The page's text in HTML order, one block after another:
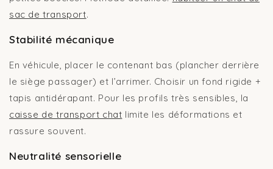
sac de transport.
Stabilité mécanique
En véhicule, placer le contenant bas (plancher derrière
le siège passager) et l’arrimer. Choisir un fond rigide +
tapis antidérapant. Pour les profils très sensibles, la
caisse de transport chat limite les déformations et
rassure souvent.
Neutralité sensorielle